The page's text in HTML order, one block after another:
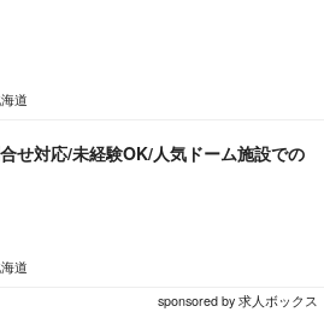
道
せ対応/未経験OK/人気ドーム施設での
道
sponsored by 求人ボックス